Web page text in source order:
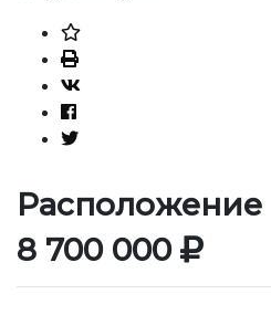
Расположение
8 700 000